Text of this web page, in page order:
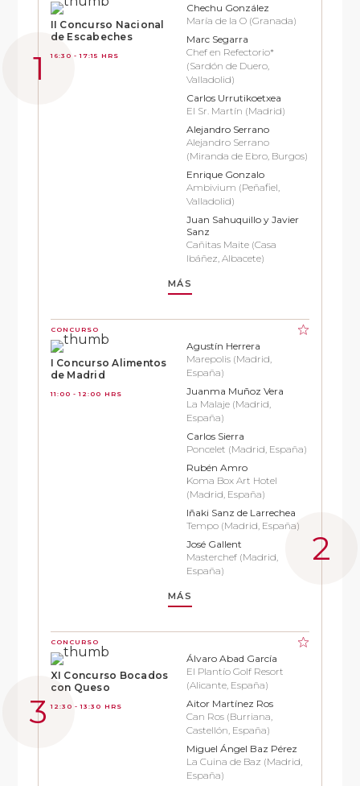
II Concurso Nacional
de Escabeches
16:30 - 17:15 HRS
Chechu González
María de la O (Granada)
Marc Segarra
Chef en Refectorio*
(Sardón de Duero,
Valladolid)
Carlos Urrutikoetxea
El Sr. Martín (Madrid)
Alejandro Serrano
Alejandro Serrano
(Miranda de Ebro, Burgos)
Enrique Gonzalo
Ambivium (Peñafiel,
Valladolid)
Juan Sahuquillo y Javier
Sanz
Cañitas Maite (Casa
Ibáñez, Albacete)
MÁS
CONCURSO
I Concurso Alimentos
de Madrid
11:00 - 12:00 HRS
Agustín Herrera
Marepolis (Madrid,
España)
Juanma Muñoz Vera
La Malaje (Madrid,
España)
Carlos Sierra
Poncelet (Madrid, España)
Rubén Amro
Koma Box Art Hotel
(Madrid, España)
Iñaki Sanz de Larrechea
Tempo (Madrid, España)
José Gallent
Masterchef (Madrid,
España)
MÁS
CONCURSO
XI Concurso Bocados
con Queso
12:30 - 13:30 HRS
Álvaro Abad García
El Plantío Golf Resort
(Alicante, España)
Aitor Martínez Ros
Can Ros (Burriana,
Castellón, España)
Miguel Ángel Baz Pérez
La Cuina de Baz (Madrid,
España)